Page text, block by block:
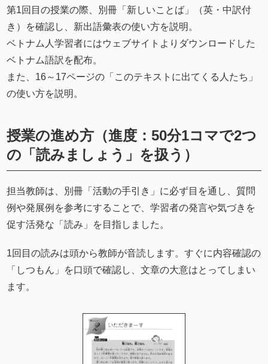
第1回目の授業の際、別冊「新しいことば」（英・中訳付
き）を確認し、新出語彙表の使い方を説明。
ベトナム人学習者にはウェブサイトよりダウンロードした
ベトナム語訳 を配布。
また、16～17ページの「このテキストに出てくる人たち」
の使い方を説明。
授業の進め方（進度：50分1コマで2つ
の「読みましょう」を扱う）
担当教師は、別冊「活動の手引き」に必ず目を通し、質問
例や発展例を参考にすることで、学習者の発言や気づきを
促す活発な「読み」を目指しました。
1回目の読みは頭から教師が音読します。すぐに内容確認の
「しつもん」を口頭で確認し、文章の大意はとってしまい
ます。